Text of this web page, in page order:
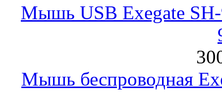
Мышь USB Exegate
Мышь беспроводная